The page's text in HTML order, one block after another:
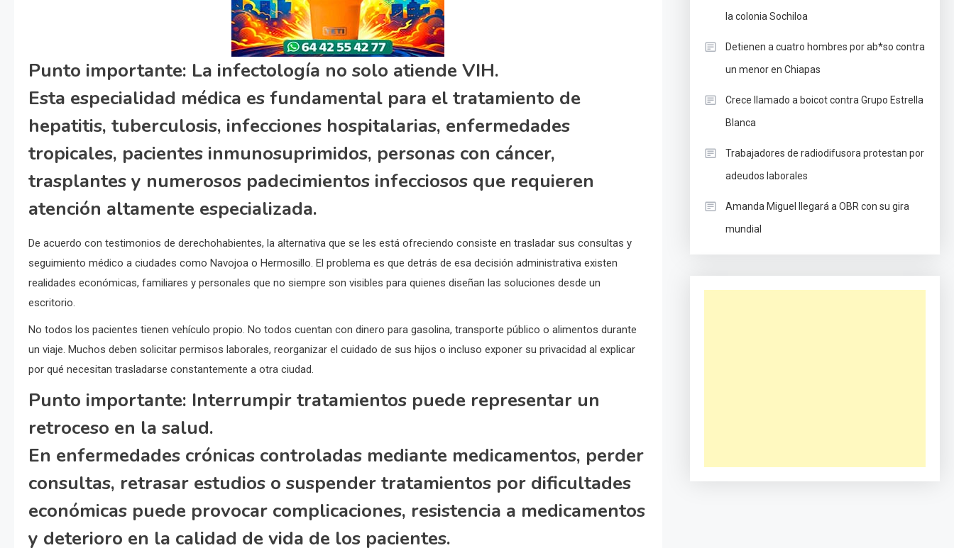
Punto importante: La infectología no solo atiende VIH.
Esta especialidad médica es fundamental para el tratamiento de
hepatitis, tuberculosis, infecciones hospitalarias, enfermedades
tropicales, pacientes inmunosuprimidos, personas con cáncer,
trasplantes y numerosos padecimientos infecciosos que requieren
atención altamente especializada.
De acuerdo con testimonios de derechohabientes, la alternativa que se les está ofreciendo consiste en trasladar sus consultas y
seguimiento médico a ciudades como Navojoa o Hermosillo. El problema es que detrás de esa decisión administrativa existen
realidades económicas, familiares y personales que no siempre son visibles para quienes diseñan las soluciones desde un
escritorio.
No todos los pacientes tienen vehículo propio. No todos cuentan con dinero para gasolina, transporte público o alimentos durante
un viaje. Muchos deben solicitar permisos laborales, reorganizar el cuidado de sus hijos o incluso exponer su privacidad al explicar
por qué necesitan trasladarse constantemente a otra ciudad.
Punto importante: Interrumpir tratamientos puede representar un
retroceso en la salud.
En enfermedades crónicas controladas mediante medicamentos, perder
consultas, retrasar estudios o suspender tratamientos por dificultades
económicas puede provocar complicaciones, resistencia a medicamentos
y deterioro en la calidad de vida de los pacientes.
la colonia Sochiloa
Detienen a cuatro hombres por ab*so contra
un menor en Chiapas
Crece llamado a boicot contra Grupo Estrella
Blanca
Trabajadores de radiodifusora protestan por
adeudos laborales
Amanda Miguel llegará a OBR con su gira
mundial